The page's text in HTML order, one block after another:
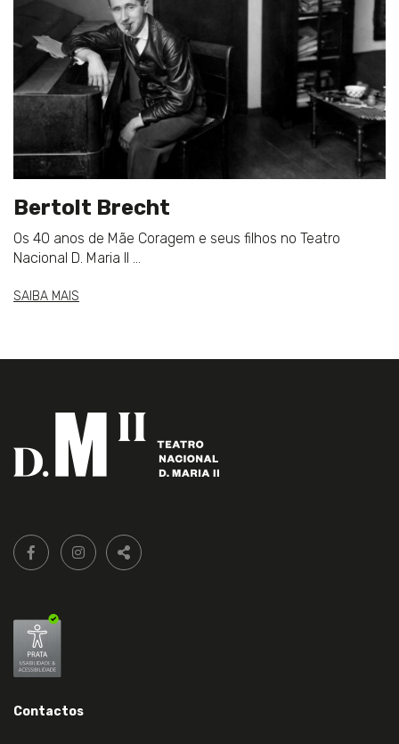
Bertolt Brecht
Os 40 anos de Mãe Coragem e seus filhos no Teatro
Nacional D. Maria II ...
SAIBA MAIS
Siga-
nos:
FACEBOOK LIVRARIA DO TEATRO ONLINE.
INSTAGRAM LIVRARIA DO TEATRO ONLINE.
PARTILHAR
Contactos